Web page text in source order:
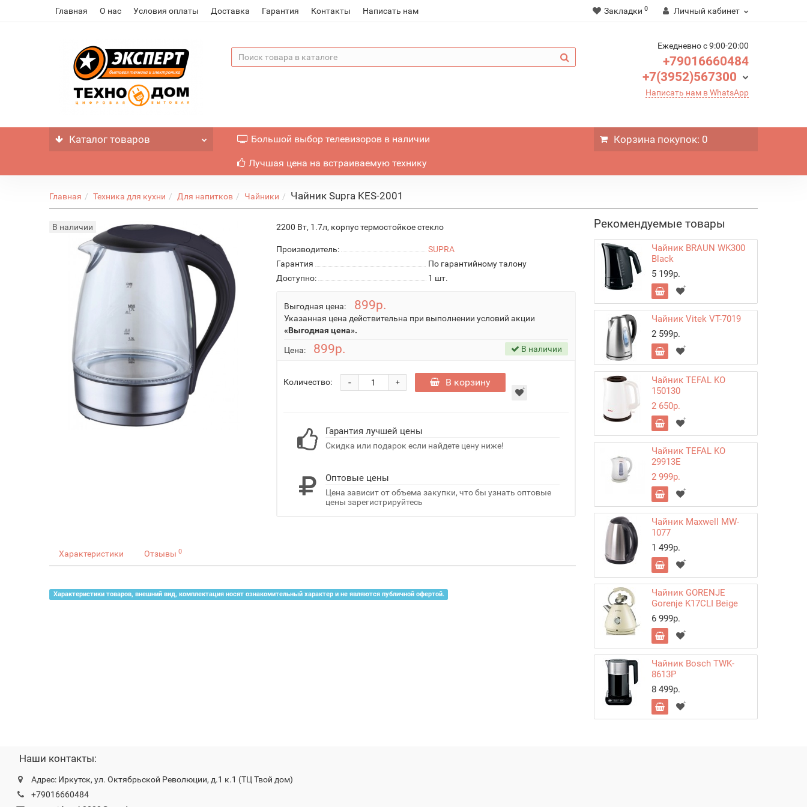
Главная О нас Условия оплаты Доставка Гарантия Контакты Написать нам Закладки 0 Личный кабинет
Ежедневно c 9:00-20:00
+79016660484
+7(3952)567300
Написать нам в WhatsApp
Каталог товаров Большой выбор телевизоров в наличии
Лучшая цена на встраиваемую технику
Корзина покупок: 0
Главная Техника для кухни Для напитков Чайники Чайник Supra KES-2001
В наличии 2200 Вт, 1.7л, корпус термостойкое стекло
Производитель:
SUPRA
Гарантия
По гарантийному талону
Доступно:
1 шт.
Выгодная цена: 899р.
Указанная цена действительна при выполнении условий акции
«Выгодная цена».
Цена: 899р. В наличии
Количество: +
- В корзину
Гарантия лучшей цены
Скидка или подарок если найдете цену ниже!
Оптовые цены
Цена зависит от объема закупки, что бы узнать оптовые
цены зарегистрируйтесь
Характеристики Отзывы0
Характеристики товаров, внешний вид, комплектация носят ознакомительный характер и не являются публичной офертой.
Рекомендуемые товары
Чайник BRAUN WK300
Black
5 199р.
Чайник Vitek VT-7019
2 599р.
Чайник TEFAL KO
150130
2 650р.
Чайник TEFAL KO
29913E
2 999р.
Чайник Maxwell MW-
1077
1 499р.
Чайник GORENJE
Gorenje K17CLI Beige
6 999р.
Чайник Bosch TWK-
8613P
8 499р.
Наши контакты:
Адрес: Иркутск, ул. Октябрьской Революции, д.1 к.1 (ТЦ Твой дом)
+79016660484